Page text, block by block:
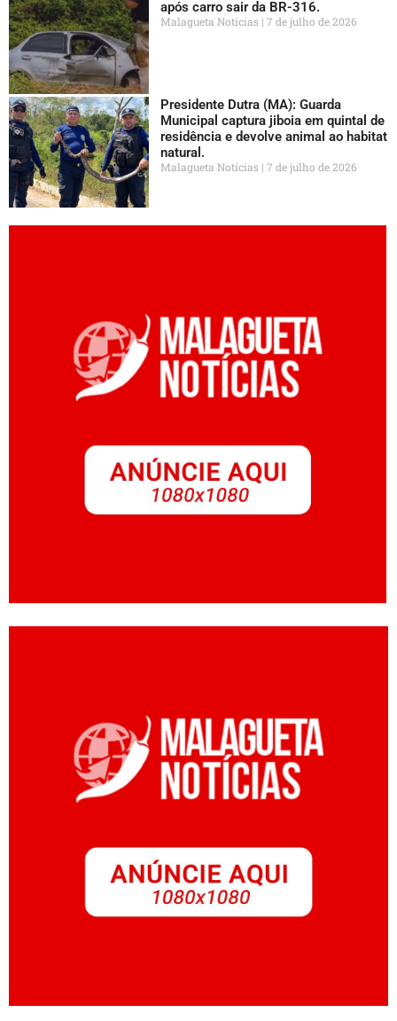
após carro sair da BR-316.
Malagueta Notícias 7 de julho de 2026
Presidente Dutra (MA): Guarda
Municipal captura jiboia em quintal de
residência e devolve animal ao habitat
natural.
Malagueta Notícias 7 de julho de 2026